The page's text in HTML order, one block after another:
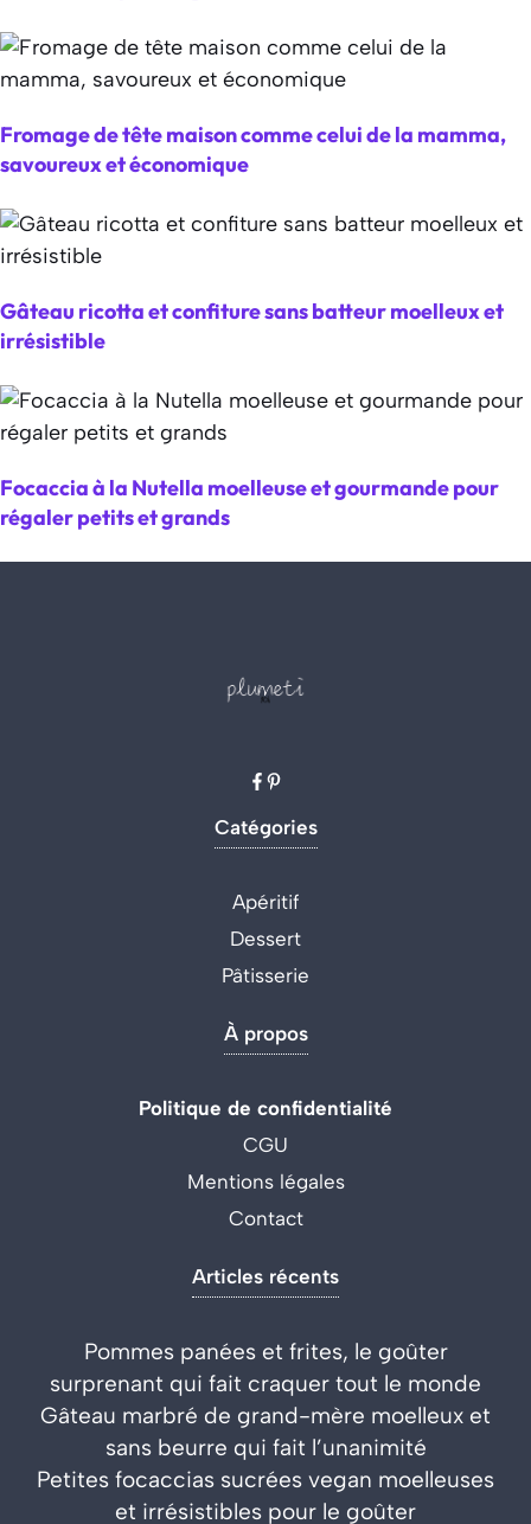
Fromage de tête maison comme celui de la mamma,
savoureux et économique
Gâteau ricotta et confiture sans batteur moelleux et
irrésistible
Focaccia à la Nutella moelleuse et gourmande pour
régaler petits et grands
Catégories
Apéritif
Dessert
Pâtisserie
À propos
Politique de confidentialité
CGU
Mentions légales
Contact
Articles récents
Pommes panées et frites, le goûter
surprenant qui fait craquer tout le monde
Gâteau marbré de grand-mère moelleux et
sans beurre qui fait l’unanimité
Petites focaccias sucrées vegan moelleuses
et irrésistibles pour le goûter